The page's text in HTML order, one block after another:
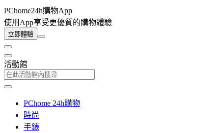
PChome24h購物App
使用App享受更優質的購物體驗
立即體驗
活動館
PChome 24h購物
時尚
手錶